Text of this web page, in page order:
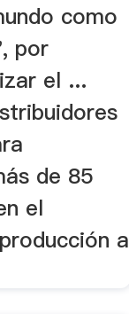
como
por
el ...
de 85
el
a